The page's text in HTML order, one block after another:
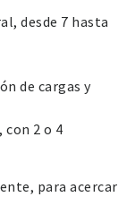
desde 7 hasta
de cargas y
2 o 4
para acercar